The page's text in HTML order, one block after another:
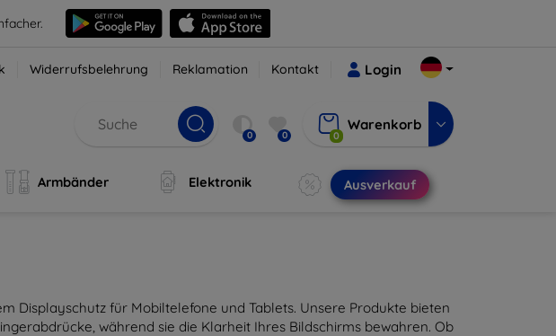
Widerrufsbelehrung Reklamation Kontakt Login
0 0 0
Warenkorb
Armbänder Elektronik Ausverkauf
Displayschutz für Mobiltelefone und Tablets. Unsere Produkte bieten
während sie die Klarheit Ihres Bildschirms bewahren. Ob